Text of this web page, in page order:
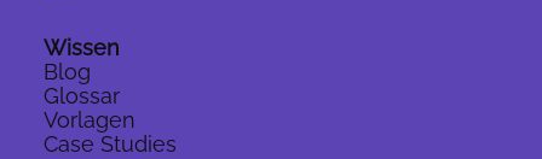
Wissen
Blog
Glossar
Vorlagen
Case Studies